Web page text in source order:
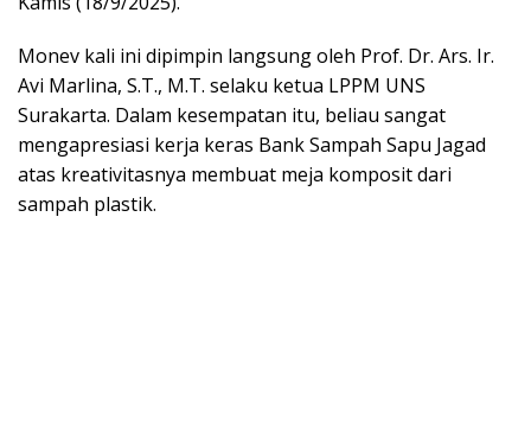
Monev kali ini dipimpin langsung oleh Prof. Dr. Ars. Ir.
Avi Marlina, S.T., M.T. selaku ketua LPPM UNS
Surakarta. Dalam kesempatan itu, beliau sangat
mengapresiasi kerja keras Bank Sampah Sapu Jagad
atas kreativitasnya membuat meja komposit dari
sampah plastik.